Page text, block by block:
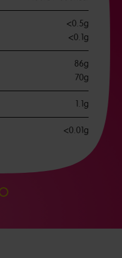
<0.5g
<0.1g
86g
70g
1.1g
<0.01g
Go
3